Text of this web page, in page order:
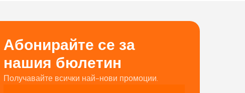
Абонирайте се за
нашия бюлетин
Получавайте всички най-нови промоции.